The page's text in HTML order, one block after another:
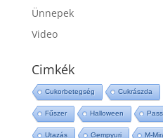
Ünnepek
Video
Cimkék
Cukorbetegség Cukrászda
Fűszer Halloween
Utazás Gempyuri M-